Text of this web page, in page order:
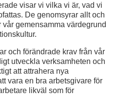
visar vi vilka vi är, vad vi
De genomsyrar allt och
gemensamma värdegrund
och förändrade krav från vår
utveckla verksamheten och
att attrahera nya
vara en bra arbetsgivare för
likväl som för